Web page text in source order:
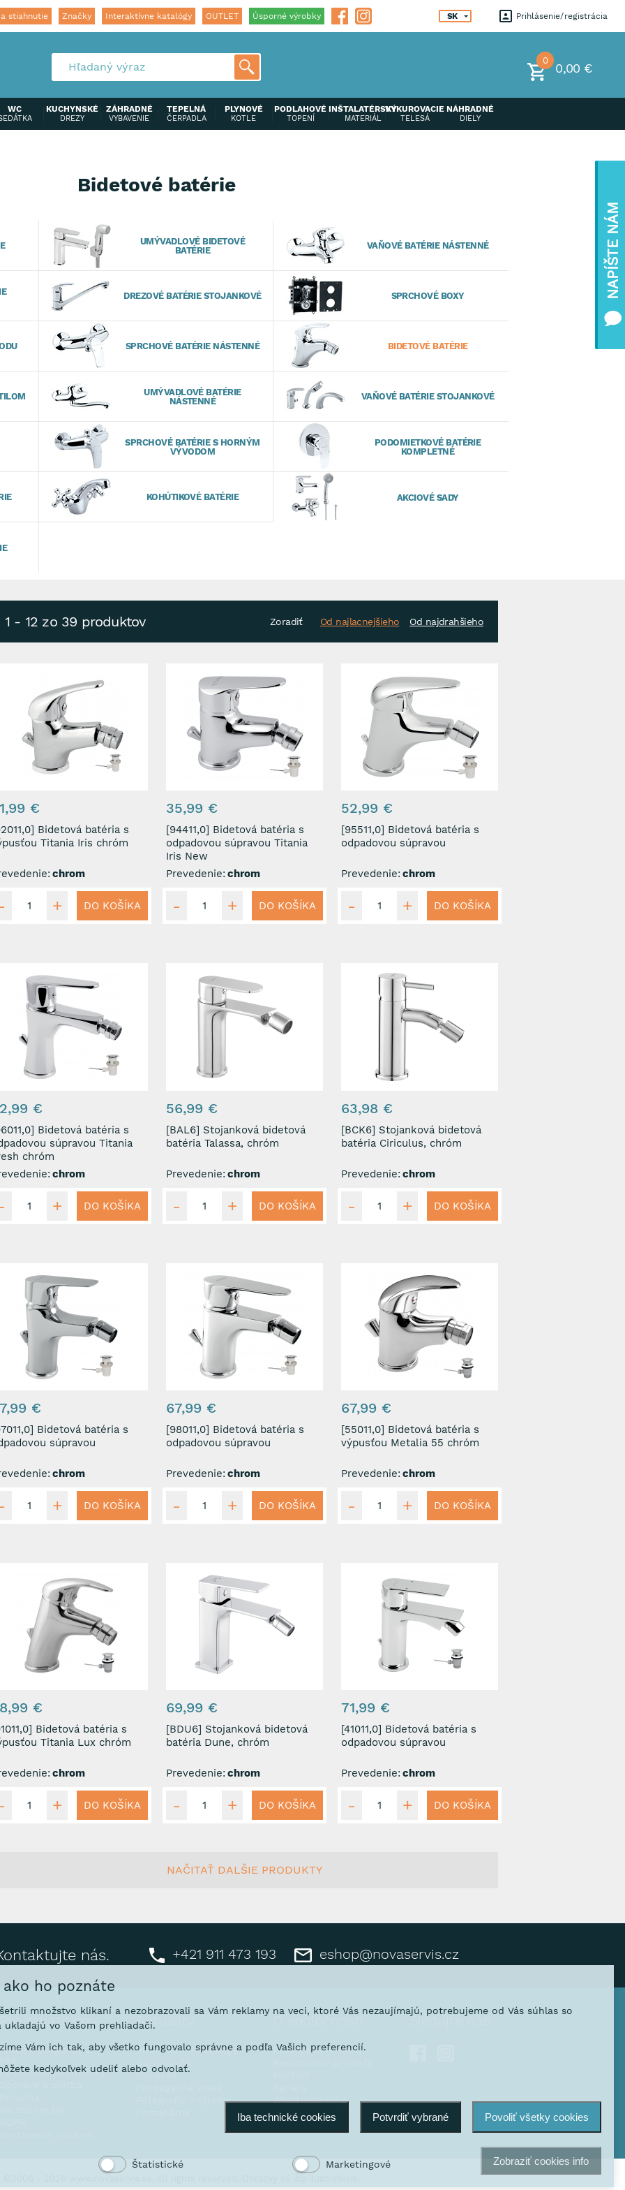
Prihlásenie registrácia
stiahnutie Značky Interaktívne katalógy OUTLET Úsporné výrobky SK
0
0,00 €
WC KUCHYNSKÉ
DREZY
ZÁHRADNÉ
VYBAVENIE
TEPELNÁ
ČERPADLA
PLYNOVÉ
KOTLE
PODLAHOVÉ
TOPENÍ
INŠTALATÉRSKÝ
MATERIÁL
VYKUROVACIE
TELESÁ
NÁHRADNÉ
DIELY
Bidetové batérie
UMÝVADLOVÉ BIDETOVÉ
BATÉRIE
VAŇOVÉ BATÉRIE NÁSTENNÉ
DREZOVÉ BATÉRIE STOJANKOVÉ SPRCHOVÉ BOXY
SPRCHOVÉ BATÉRIE NÁSTENNÉ BIDETOVÉ BATÉRIE
UMÝVADLOVÉ BATÉRIE
NÁSTENNÉ
VAŇOVÉ BATÉRIE STOJANKOVÉ
SPRCHOVÉ BATÉRIE S HORNÝM
VÝVODOM
PODOMIETKOVÉ BATÉRIE
KOMPLETNÉ
KOHÚTIKOVÉ BATÉRIE AKCIOVÉ SADY
1 - 12 zo 39 produktov Zoradiť Od najlacnejšieho Od najdrahšieho
€
Bidetová batéria s
Titania Iris chróm
chrom
DO KOŠÍKA
35,99 €
[94411,0] Bidetová batéria s
odpadovou súpravou Titania
Iris New
Prevedenie: chrom
DO KOŠÍKA
52,99 €
[95511,0] Bidetová batéria s
odpadovou súpravou
Prevedenie: chrom
DO KOŠÍKA
€
Bidetová batéria s
súpravou Titania
chróm
chrom
DO KOŠÍKA
56,99 €
[BAL6] Stojanková bidetová
batéria Talassa, chróm
Prevedenie: chrom
DO KOŠÍKA
63,98 €
[BCK6] Stojanková bidetová
batéria Ciriculus, chróm
Prevedenie: chrom
DO KOŠÍKA
€
Bidetová batéria s
súpravou
chrom
DO KOŠÍKA
67,99 €
[98011,0] Bidetová batéria s
odpadovou súpravou
Prevedenie: chrom
DO KOŠÍKA
67,99 €
[55011,0] Bidetová batéria s
výpusťou Metalia 55 chróm
Prevedenie: chrom
DO KOŠÍKA
€
Bidetová batéria s
Titania Lux chróm
chrom
DO KOŠÍKA
69,99 €
[BDU6] Stojanková bidetová
batéria Dune, chróm
Prevedenie: chrom
DO KOŠÍKA
71,99 €
[41011,0] Bidetová batéria s
odpadovou súpravou
Prevedenie: chrom
DO KOŠÍKA
NAČITAŤ DALŠIE PRODUKTY
nás. +421 911 473 193 eshop@novaservis.cz
Pre zákazníkov
Prečo nakupovať u
Obchodné podmienky
Aktuality
Interaktívne katalógy
Galvanovňa
Stoláreň
Fotografie z výroby
O spoločnosti
Predstavenie firmy
Whistleblowing
Sledujte nás
NAPÍŠTE NÁM
ho poznáte
množstvo klikaní a nezobrazovali sa Vám reklamy na veci, ktoré Vás nezaujímajú, potrebujeme od Vás súhlas so
vo Vašom prehliadači.
Vám ich tak, aby všetko fungovalo správne a podľa Vašich preferencií.
kedykoľvek udeliť alebo odvolať.
Iba technické cookies Potvrdiť vybrané Povoliť všetky cookies
Štatistické Marketingové Zobraziť cookies info